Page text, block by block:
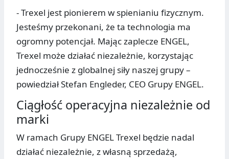
- Trexel jest pionierem w spienianiu fizycznym.
Jesteśmy przekonani, że ta technologia ma
ogromny potencjał. Mając zaplecze ENGEL,
Trexel może działać niezależnie, korzystając
jednocześnie z globalnej siły naszej grupy –
powiedział Stefan Engleder, CEO Grupy ENGEL.
Ciągłość operacyjna niezależnie od
marki
W ramach Grupy ENGEL Trexel będzie nadal
działać niezależnie, z własną sprzedażą,